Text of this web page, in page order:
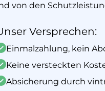
von den
Versprechen:
Einmalzahlung, kein
Keine versteckten
Absicherung durch